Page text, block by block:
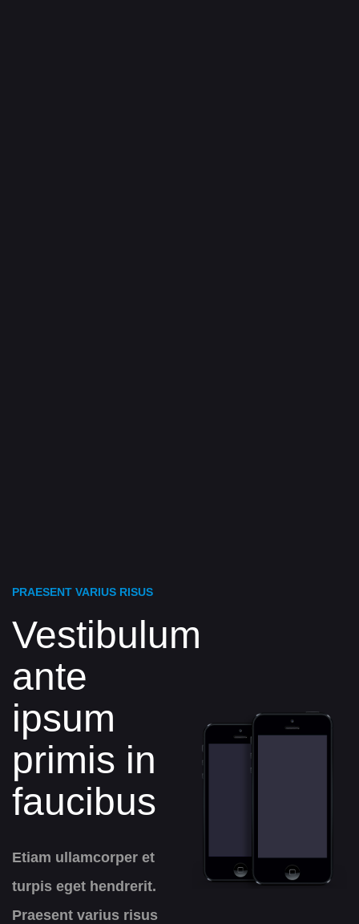
PRAESENT VARIUS RISUS
Vestibulum
ante
ipsum
primis in
faucibus
Etiam ullamcorper et
turpis eget hendrerit.
Praesent varius risus